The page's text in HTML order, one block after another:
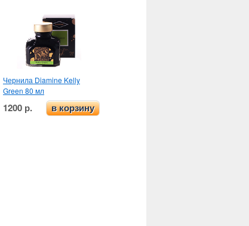
Чернила Diamine Kelly
Green 80 мл
1200 р. в корзину